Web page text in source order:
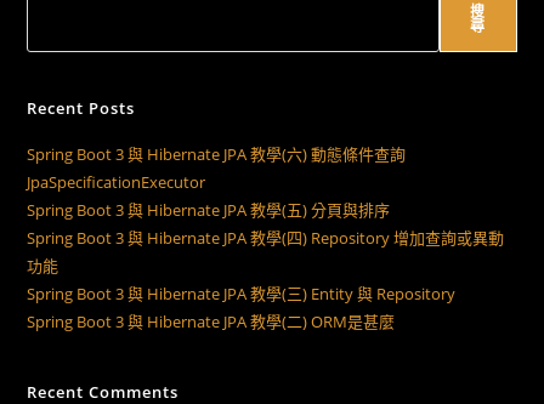
搜
尋
Recent Posts
Spring Boot 3 與 Hibernate JPA 教學(六) 動態條件查詢
JpaSpecificationExecutor
Spring Boot 3 與 Hibernate JPA 教學(五) 分頁與排序
Spring Boot 3 與 Hibernate JPA 教學(四) Repository 增加查詢或異動
功能
Spring Boot 3 與 Hibernate JPA 教學(三) Entity 與 Repository
Spring Boot 3 與 Hibernate JPA 教學(二) ORM是甚麼
Recent Comments